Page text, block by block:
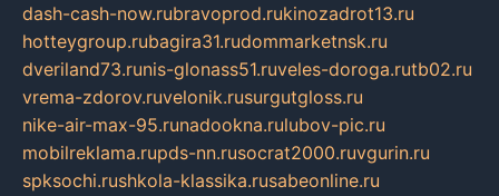
dash-cash-now.rubravoprod.rukinozadrot13.ru
hotteygroup.rubagira31.rudommarketnsk.ru
dveriland73.runis-glonass51.ruveles-doroga.rutb02.ru
vrema-zdorov.ruvelonik.rusurgutgloss.ru
nike-air-max-95.runadookna.rulubov-pic.ru
mobilreklama.rupds-nn.rusocrat2000.ruvgurin.ru
spksochi.rushkola-klassika.rusabeonline.ru